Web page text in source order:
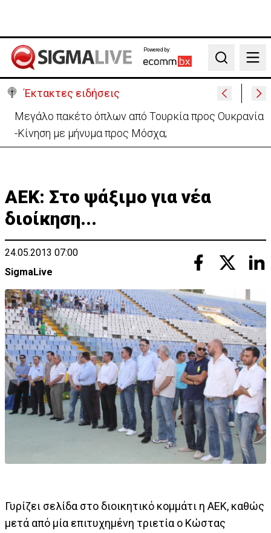
Powered by:
Search
Έκτακτες ειδήσεις
Πυρκαγιά στην Πάφο: Πρόλαβαν τα χειρότερα –
Συνεχίζεται η κατάσβεση
ΑΕΚ: Στο ψάξιμο για νέα
διοίκηση...
24.05.2013 07:00
SigmaLive
Γυρίζει σελίδα στο διοικητικό κομμάτι η ΑΕΚ, καθώς
μετά από μία επιτυχημένη τριετία ο Κώστας